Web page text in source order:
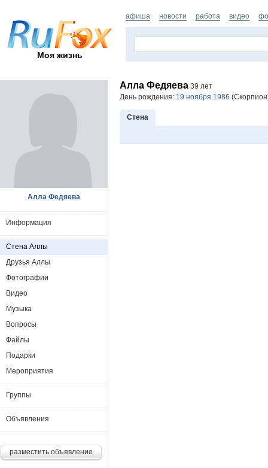
Моя жизнь
афиша новости работа видео
Алла Федяева 39 лет
День рождения: 19 ноября 1986
Стена
Алла Федяева
Информация
Стена Аллы
Друзья Аллы
Фотографии
Видео
Музыка
Вопросы
Файлы
Подарки
Мероприятия
Группы
Объявления
разместить объявление